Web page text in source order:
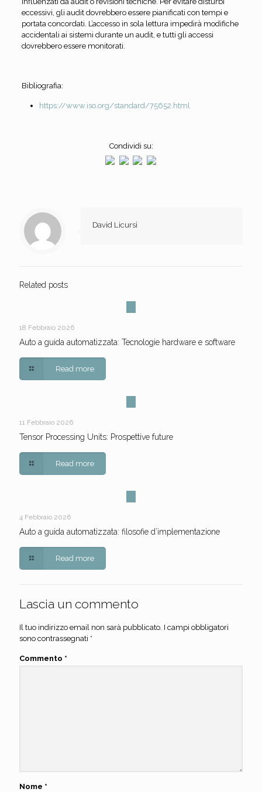
eccessivi, gli audit dovrebbero essere pianificati con tempi e
portata concordati. L’accesso in sola lettura impedirà modifiche
accidentali ai sistemi durante un audit, e tutti gli accessi
dovrebbero essere monitorati.
Bibliografia:
https://www.iso.org/standard/75652.html
Condividi su:
David Licursi
Related posts
18 Febbraio 2026
Auto a guida automatizzata: Tecnologie hardware e software
Read more
11 Febbraio 2026
Tensor Processing Units: Prospettive future
Read more
4 Febbraio 2026
Auto a guida automatizzata: filosofie d’implementazione
Read more
Lascia un commento
Il tuo indirizzo email non sarà pubblicato. I campi obbligatori
sono contrassegnati *
Commento *
Nome *